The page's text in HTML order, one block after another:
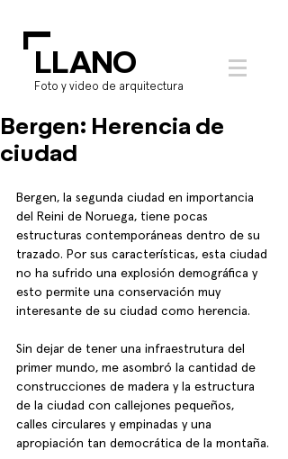
L
LLANO
Foto y video de arquitectura
Bergen: Herencia de
ciudad
Bergen, la segunda ciudad en importancia
del Reini de Noruega, tiene pocas
estructuras contemporáneas dentro de su
trazado. Por sus características, esta ciudad
no ha sufrido una explosión demográfica y
esto permite una conservación muy
interesante de su ciudad como herencia.
Sin dejar de tener una infraestrutura del
primer mundo, me asombró la cantidad de
construcciones de madera y la estructura
de la ciudad con callejones pequeños,
calles circulares y empinadas y una
apropiación tan democrática de la montaña.